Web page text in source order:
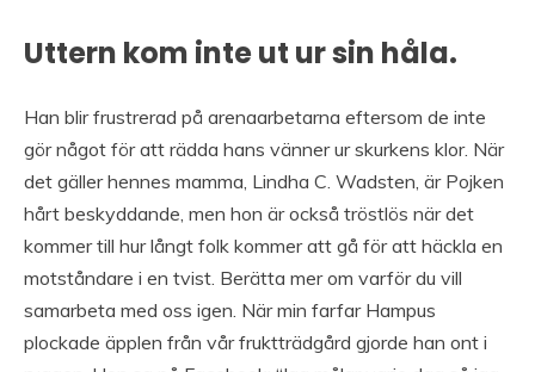
Uttern kom inte ut ur sin håla.
Han blir frustrerad på arenaarbetarna eftersom de inte
gör något för att rädda hans vänner ur skurkens klor. När
det gäller hennes mamma, Lindha C. Wadsten, är Pojken
hårt beskyddande, men hon är också tröstlös när det
kommer till hur långt folk kommer att gå för att häckla en
motståndare i en tvist. Berätta mer om varför du vill
samarbeta med oss igen. När min farfar Hampus
plockade äpplen från vår fruktträdgård gjorde han ont i